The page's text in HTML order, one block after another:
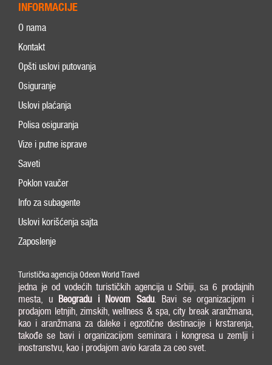
INFORMACIJE
O nama
Kontakt
Opšti uslovi putovanja
Osiguranje
Uslovi plaćanja
Polisa osiguranja
Vize i putne isprave
Saveti
Poklon vaučer
Info za subagente
Uslovi korišćenja sajta
Zaposlenje
Turistička agencija Odeon World Travel
jedna je od vodećih turističkih agencija u Srbiji, sa 6 prodajnih
mesta, u Beogradu i Novom Sadu. Bavi se organizacijom i
prodajom letnjih, zimskih, wellness & spa, city break aranžmana,
kao i aranžmana za daleke i egzotične destinacije i krstarenja,
takođe se bavi i organizacijom seminara i kongresa u zemlji i
inostranstvu, kao i prodajom avio karata za ceo svet.